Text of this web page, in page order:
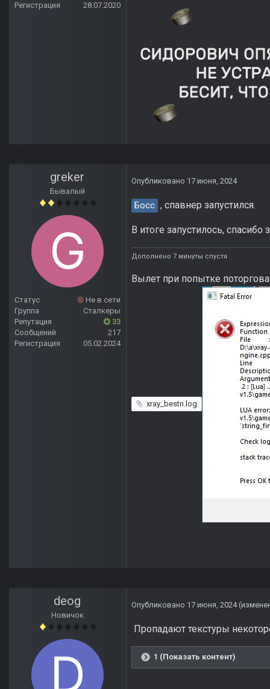
Регистрация
28.07.2020
greker
Бывалый
Статус
Не в сети
Группа
Сталкеры
Репутация
33
Сообщений
217
Регистрация
05.02.2024
Опубликовано 17 июня, 2024
Босс , спавнер запустился.
В итоге запустилось,
Дополнено 7 минуты спустя
Вылет при попытке
xray_bestn.log
deog
Новичок
Опубликовано 17 июня, 2024
Пропадают текстуры
1 (Показать контент)